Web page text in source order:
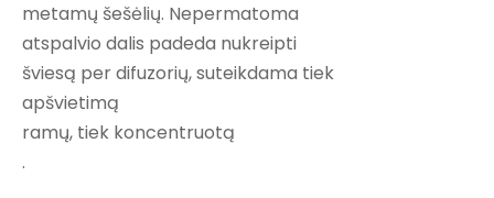
metamų šešėlių. Nepermatoma
atspalvio dalis padeda nukreipti
šviesą per difuzorių, suteikdama tiek
apšvietimą
ramų, tiek koncentruotą
.